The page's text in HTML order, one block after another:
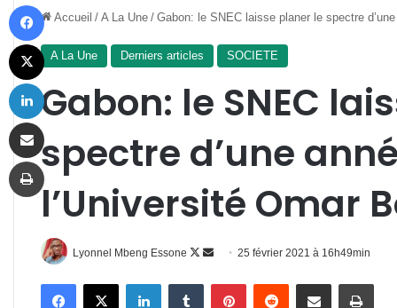
Accueil / A La Une / Gabon: le SNEC laisse planer le spectre
A La Une Derniers articles SOCIETE
Gabon: le SNEC
spectre d’une
l’Université Omar
Lyonnel Mbeng Essone
Follow
Envoyer
courriel
25 février 2021 à 16h49min
FacebookX LinkedinTumblr PinterestReddit Partager par email
X
Imprimer